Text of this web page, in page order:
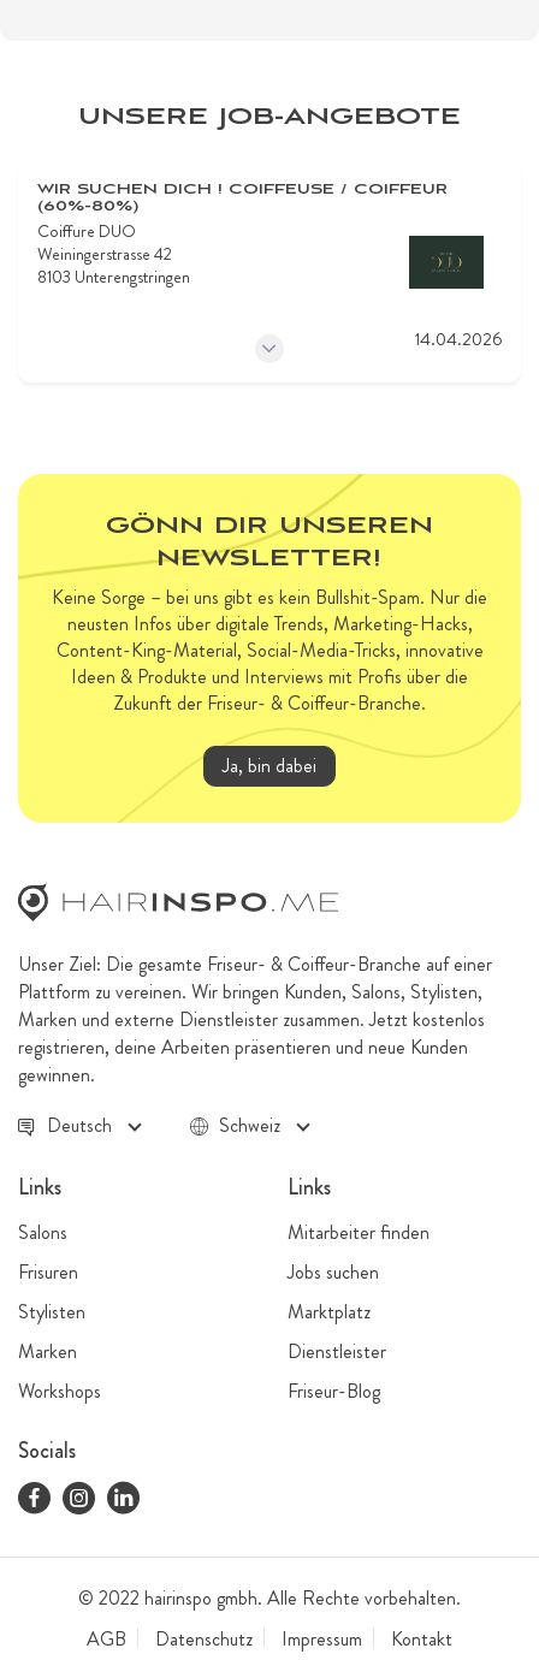
UNSERE JOB-ANGEBOTE
WIR SUCHEN DICH ! COIFFEUSE / COIFFEUR
(60%-80%)
Coiffure DUO
Weiningerstrasse 42
8103 Unterengstringen
14.04.2026
GÖNN DIR UNSEREN
NEWSLETTER!
Keine Sorge – bei uns gibt es kein Bullshit-Spam. Nur die
neusten Infos über digitale Trends, Marketing-Hacks,
Content-King-Material, Social-Media-Tricks, innovative
Ideen & Produkte und Interviews mit Profis über die
Zukunft der Friseur- & Coiffeur-Branche.
Ja, bin dabei
Unser Ziel: Die gesamte Friseur- & Coiffeur-Branche auf einer
Plattform zu vereinen. Wir bringen Kunden, Salons, Stylisten,
Marken und externe Dienstleister zusammen. Jetzt kostenlos
registrieren, deine Arbeiten präsentieren und neue Kunden
gewinnen.
Deutsch
Schweiz
Links
Salons
Frisuren
Stylisten
Marken
Workshops
Links
Mitarbeiter finden
Jobs suchen
Marktplatz
Dienstleister
Friseur-Blog
Socials
© 2022 hairinspo gmbh. Alle Rechte vorbehalten.
AGB
Datenschutz Impressum Kontakt